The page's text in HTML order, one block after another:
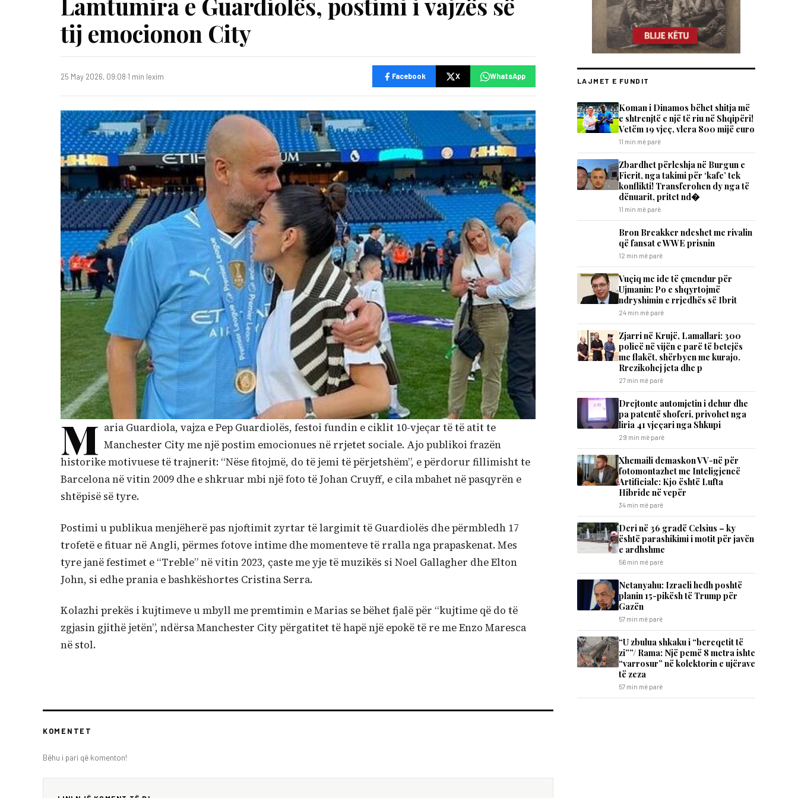
tij emocionon City
25 May 2026, 09:08·1 min lexim Facebook X WhatsApp
M aria Guardiola, vajza e Pep Guardiolës, festoi fundin e ciklit 10-vjeçar të të atit te
Manchester City me një postim emocionues në rrjetet sociale. Ajo publikoi frazën
historike motivuese të trajnerit: “Nëse fitojmë, do të jemi të përjetshëm”, e përdorur fillimisht te
Barcelona në vitin 2009 dhe e shkruar mbi një foto të Johan Cruyff, e cila mbahet në pasqyrën e
shtëpisë së tyre.
Postimi u publikua menjëherë pas njoftimit zyrtar të largimit të Guardiolës dhe përmbledh 17
trofetë e fituar në Angli, përmes fotove intime dhe momenteve të rralla nga prapaskenat. Mes
tyre janë festimet e “Treble” në vitin 2023, çaste me yje të muzikës si Noel Gallagher dhe Elton
John, si edhe prania e bashkëshortes Cristina Serra.
Kolazhi prekës i kujtimeve u mbyll me premtimin e Marias se bëhet fjalë për “kujtime që do të
zgjasin gjithë jetën”, ndërsa Manchester City përgatitet të hapë një epokë të re me Enzo Maresca
në stol.
KOMENTET
Bëhu i pari që komenton!
LAJMET E FUNDIT
Koman i Dinamos bëhet shitja më
e shtrenjtë e një të riu në Shqipëri!
Vetëm 19 vjeç, vlera 800 mijë euro
11 min më parë
Zbardhet përleshja në Burgun e
Fierit, nga takimi për ‘kafe’ tek
konflikti! Transferohen dy nga të
dënuarit, pritet nd�
11 min më parë
Bron Breakker ndeshet me rivalin
që fansat e WWE prisnin
12 min më parë
​Vuçiq me ide të çmendur për
Ujmanin: Po e shqyrtojmë
ndryshimin e rrjedhës së Ibrit
24 min më parë
Zjarri në Krujë, Lamallari: 300
policë në vijën e parë të betejës
me flakët, shërbyen me kurajo.
Rrezikohej jeta dhe p
27 min më parë
Drejtonte automjetin i dehur dhe
pa patentë shoferi, privohet nga
liria 41 vjeçari nga Shkupi
29 min më parë
Xhemaili demaskon VV-në për
fotomontazhet me Inteligjencë
Artificiale: Kjo është Lufta
Hibride në vepër
34 min më parë
Deri në 36 gradë Celsius – ky
është parashikimi i motit për javën
e ardhshme
56 min më parë
Netanyahu: Izraeli hedh poshtë
planin 15-pikësh të Trump për
Gazën
57 min më parë
“U zbulua shkaku i “bereqetit të
zi””/ Rama: Një pemë 8 metra ishte
“varrosur” në kolektorin e ujërave
të zeza
57 min më parë